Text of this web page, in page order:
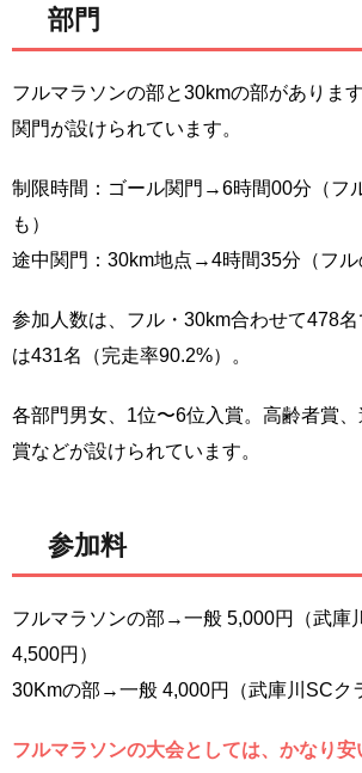
部門
フルマラソンの部と30kmの部がありま
関門が設けられています。
制限時間：ゴール関門→6時間00分（フ
も）
途中関門：30km地点→4時間35分（フル
参加人数は、フル・30km合わせて478
は431名（完走率90.2%）。
各部門男女、1位〜6位入賞。高齢者賞
賞などが設けられています。
参加料
フルマラソンの部→一般 5,000円（武庫
4,500円）
30Kmの部→一般 4,000円（武庫川SCク
フルマラソンの大会としては、かなり安